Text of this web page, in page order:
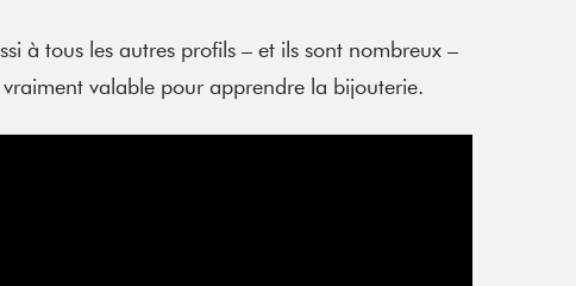
à tous les autres profils – et ils sont nombreux –
valable pour apprendre la bijouterie.